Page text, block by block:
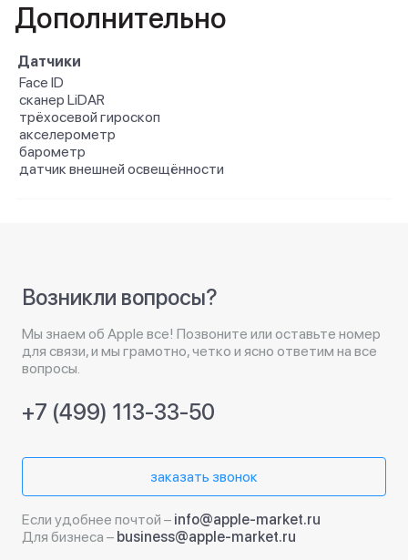
Дополнительно
Датчики
Face ID
сканер LiDAR
трёхосевой гироскоп
акселерометр
барометр
датчик внешней освещённости
Возникли вопросы?
Мы знаем об Apple все! Позвоните или оставьте номер
для связи, и мы грамотно, четко и ясно ответим на все
вопросы.
+7 (499) 113-33-50
заказать звонок
Если удобнее почтой – info@apple-market.ru
Для бизнеса – business@apple-market.ru